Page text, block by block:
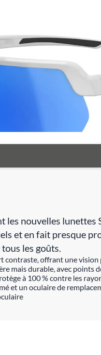
les nouvelles
et en fait presque
les goûts.
offrant une vision
mais durable, avec points
à 100 % contre les
et un oculaire de